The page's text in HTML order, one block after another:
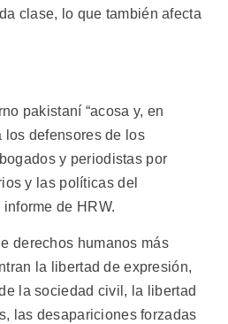
clase, lo que también afecta
pakistaní “acosa y, en
los defensores de los
y periodistas por
y las políticas del
de HRW.
derechos humanos más
la libertad de expresión,
la sociedad civil, la libertad
las desapariciones forzadas